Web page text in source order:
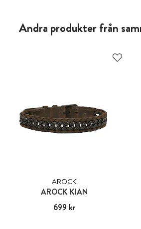
Andra produkter från
AROCK
AROCK KIAN
Pris:699 kr
699 kr